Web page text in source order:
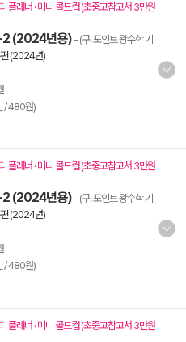
플래너 · 미니 콜드컵 (초중고참고서 3만원
2 (2024년용)- (구. 포인트 왕수학 기
(2024년)
/ 480원)
플래너 · 미니 콜드컵 (초중고참고서 3만원
2 (2024년용)- (구. 포인트 왕수학 기
(2024년)
/ 480원)
플래너 · 미니 콜드컵 (초중고참고서 3만원